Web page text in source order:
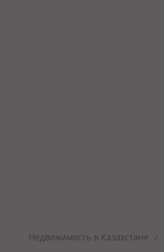
Недвижимость в Казахстане /